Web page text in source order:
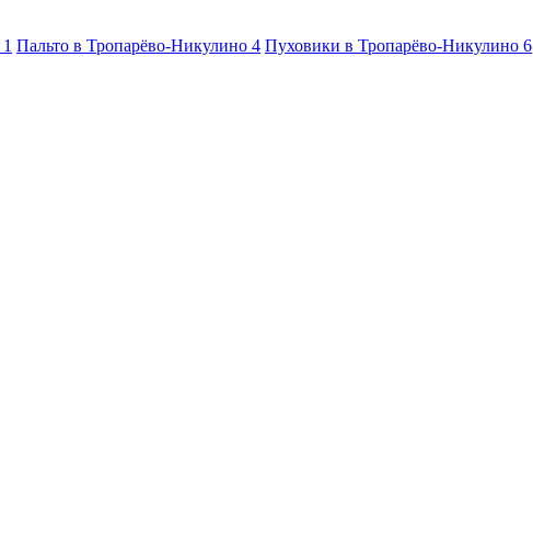
1 Пальто в Тропарёво-Никулино 4 Пуховики в Тропарёво-Никулино 6